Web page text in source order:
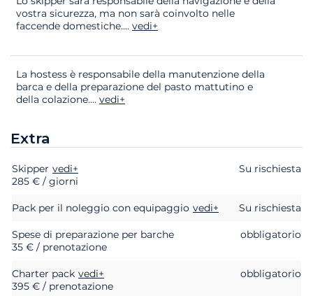
vostra sicurezza, ma non sarà coinvolto nelle
faccende domestiche.... vedi+
La hostess è responsabile della manutenzione della
barca e della preparazione del pasto mattutino e
della colazione.... vedi+
Extra
Extra Stato Prezzo
Skipper vedi+
Su rischiesta
285 € / giorni
Pack per il noleggio con equipaggio vedi+ Su rischiesta
Spese di preparazione per barche
obbligatorio
35 € / prenotazione
Charter pack vedi+
obbligatorio
395 € / prenotazione